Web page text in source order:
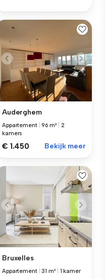
Auderghem
Appartement |96 m²
2
kamers
€ 1.450 Bekijk meer
Bruxelles
Appartement |31 m² 1 kamer